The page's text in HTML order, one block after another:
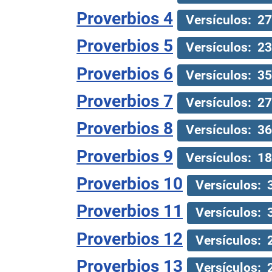
Proverbios 4 Versículos: 27
Proverbios 5 Versículos: 23
Proverbios 6 Versículos: 35
Proverbios 7 Versículos: 27
Proverbios 8 Versículos: 36
Proverbios 9 Versículos: 18
Proverbios 10 Versículos:
Proverbios 11 Versículos:
Proverbios 12 Versículos:
Proverbios 13 Versículos: